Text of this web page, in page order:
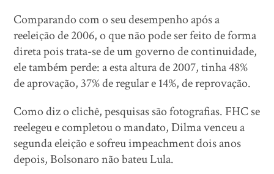
Comparando com o seu desempenho após a
reeleição de 2006, o que não pode ser feito de forma
direta pois trata-se de um governo de continuidade,
ele também perde: a esta altura de 2007, tinha 48%
de aprovação, 37% de regular e 14%, de reprovação.
Como diz o clichê, pesquisas são fotografias. FHC se
reelegeu e completou o mandato, Dilma venceu a
segunda eleição e sofreu impeachment dois anos
depois, Bolsonaro não bateu Lula.